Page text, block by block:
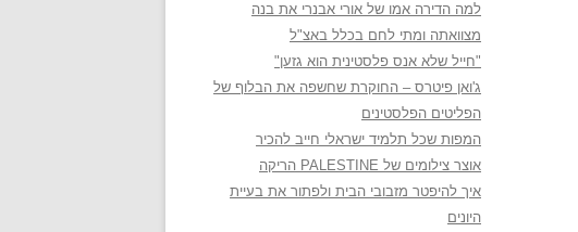
למה הדירה אמו של אורי אבנרי את בנה
מצוואתה ומתי לחם בכלל באצ"ל
"חייל שלא אנס פלסטינית הוא גזען"
ג'ואן פיטרס – החוקרת שחשפה את הבלוף של
הפליטים הפלסטינים
המפות שכל תלמיד ישראלי חייב להכיר
אוצר צילומים של PALESTINE הריקה
איך להיפטר מזבובי הבית ולפתור את בעיית
היונים